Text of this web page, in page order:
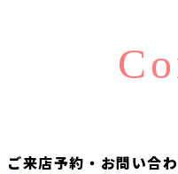
ご来店予約・お問い合